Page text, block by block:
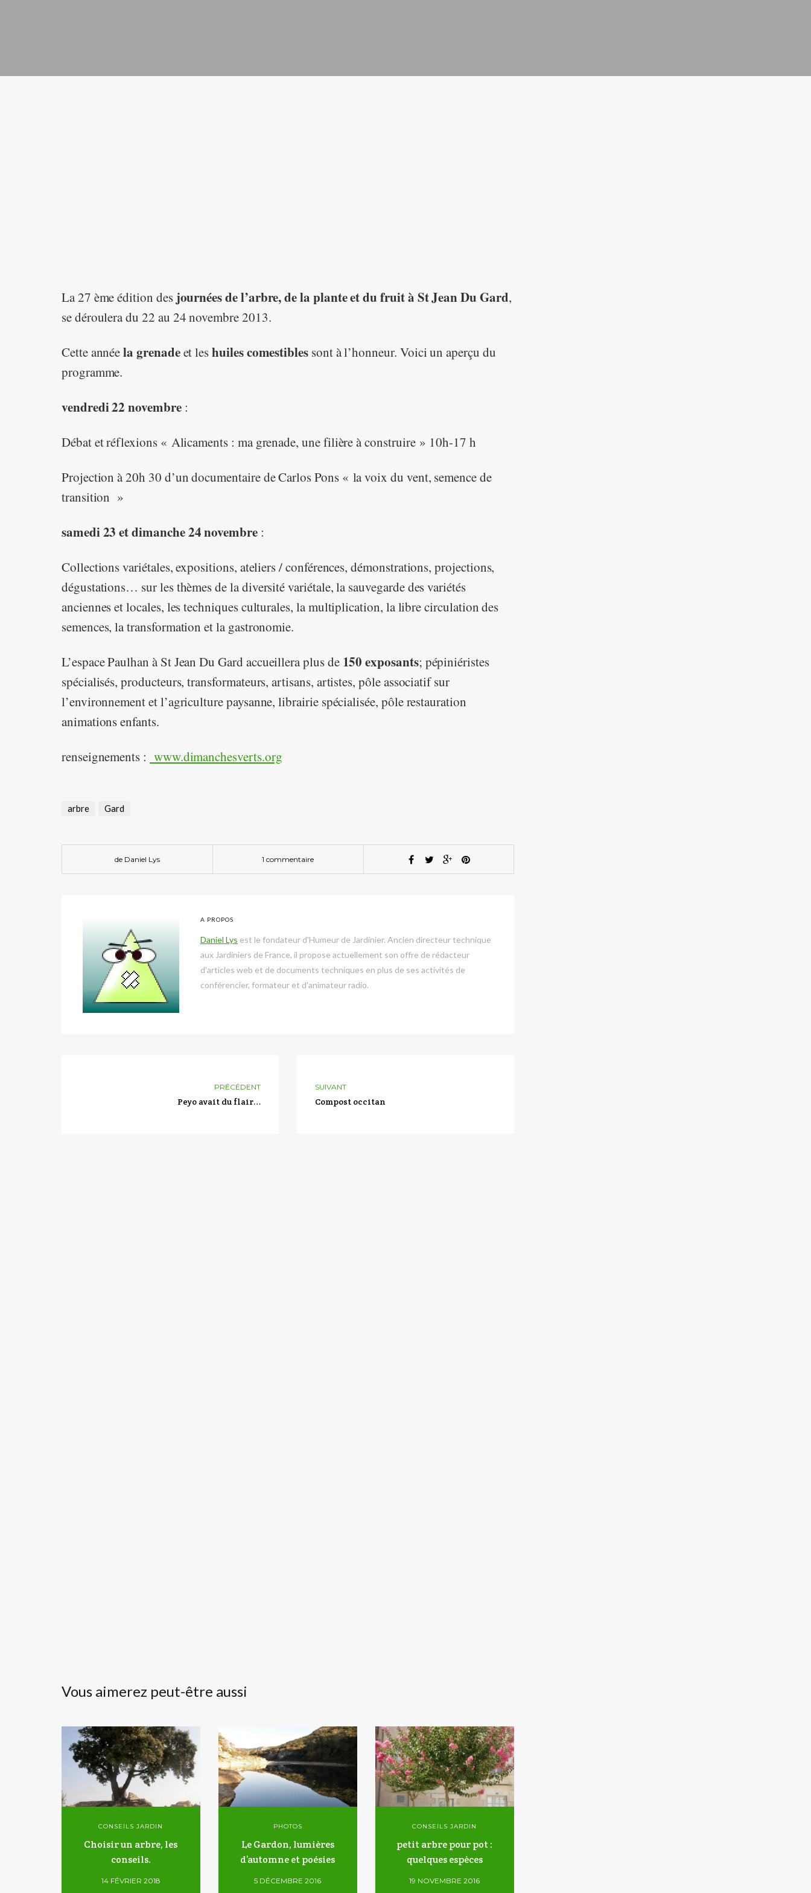
La 27 ème édition desjournées de l’arbre, de la plante et du fruit à St Jean Du Gard,
se déroulera du 22 au 24 novembre 2013.
Cette annéela grenadeet leshuiles comestibles sont à l’honneur. Voici un aperçu du
programme.
vendredi 22 novembre:
Débat et réflexions « Alicaments : ma grenade, une filière à construire » 10h-17 h
Projection à 20h 30 d’un documentaire de Carlos Pons « la voix du vent, semence de
transition »
samedi 23 et dimanche 24 novembre:
Collections variétales, expositions, ateliers / conférences, démonstrations, projections,
dégustations… sur les thèmes de la diversité variétale, la sauvegarde des variétés
anciennes et locales, les techniques culturales, la multiplication, la libre circulation des
semences, la transformation et la gastronomie.
L’espace Paulhan à St Jean Du Gard accueillera plus de 150 exposants; pépiniéristes
spécialisés, producteurs, transformateurs, artisans, artistes, pôle associatif sur
l’environnement et l’agriculture paysanne, librairie spécialisée, pôle restauration
animations enfants.
renseignements : www.dimanchesverts.org
arbre Gard
de Daniel Lys 1 commentaire
A PROPOS
Daniel Lys est le fondateur d'Humeur de Jardinier. Ancien directeur technique
aux Jardiniers de France, il propose actuellement son offre de rédacteur
d'articles web et de documents techniques en plus de ses activités de
conférencier, formateur et d'animateur radio.
PRÉCÉDENT
Peyo avait du flair…
SUIVANT
Compost occitan
Vous aimerez peut-être aussi
CONSEILS JARDIN
Choisir un arbre, les
conseils.
14 FÉVRIER 2018
PHOTOS
Le Gardon, lumières
d’automne et poésies
5 DÉCEMBRE 2016
CONSEILS JARDIN
petit arbre pour pot :
quelques espèces
19 NOVEMBRE 2016